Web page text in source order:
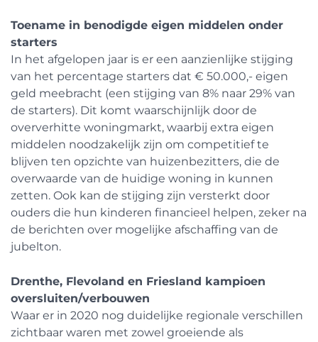
Toename in benodigde eigen middelen onder
starters
In het afgelopen jaar is er een aanzienlijke stijging
van het percentage starters dat € 50.000,- eigen
geld meebracht (een stijging van 8% naar 29% van
de starters). Dit komt waarschijnlijk door de
oververhitte woningmarkt, waarbij extra eigen
middelen noodzakelijk zijn om competitief te
blijven ten opzichte van huizenbezitters, die de
overwaarde van de huidige woning in kunnen
zetten. Ook kan de stijging zijn versterkt door
ouders die hun kinderen financieel helpen, zeker na
de berichten over mogelijke afschaffing van de
jubelton.
Drenthe, Flevoland en Friesland kampioen
oversluiten/verbouwen
Waar er in 2020 nog duidelijke regionale verschillen
zichtbaar waren met zowel groeiende als